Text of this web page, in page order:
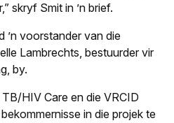
skryf Smit in ’n brief.
’n voorstander van die
Lambrechts, bestuurder vir
by.
HIV Care en die VRCID
in die projek te